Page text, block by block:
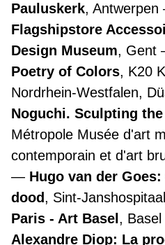
Pauluskerk, Antwerpen
Flagshipstore
Design Museum, Gent
Poetry of Colors, K20
Nordrhein-Westfalen,
Noguchi. Sculpting the
Métropole Musée d'art
contemporain et d'art
Hugo van der
dood, Sint-
Paris - Art Basel , Basel
Alexandre Diop: La